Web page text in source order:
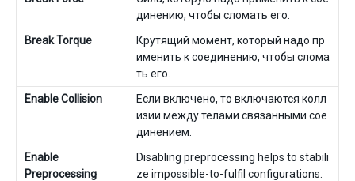
динению, чтобы сломать его.
Break Torque
Крутящий момент, который надо пр
именить к соединению, чтобы слома
ть его.
Enable Collision
Если включено, то включаются колл
изии между телами связанными сое
динением.
Enable
Preprocessing
Disabling preprocessing helps to stabili
ze impossible-to-fulfil configurations.